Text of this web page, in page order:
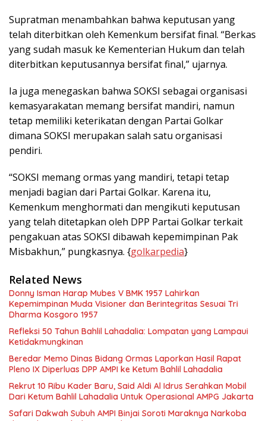
Supratman menambahkan bahwa keputusan yang
telah diterbitkan oleh Kemenkum bersifat final. “Berkas
yang sudah masuk ke Kementerian Hukum dan telah
diterbitkan keputusannya bersifat final,” ujarnya.
Ia juga menegaskan bahwa SOKSI sebagai organisasi
kemasyarakatan memang bersifat mandiri, namun
tetap memiliki keterikatan dengan Partai Golkar
dimana SOKSI merupakan salah satu organisasi
pendiri.
“SOKSI memang ormas yang mandiri, tetapi tetap
menjadi bagian dari Partai Golkar. Karena itu,
Kemenkum menghormati dan mengikuti keputusan
yang telah ditetapkan oleh DPP Partai Golkar terkait
pengakuan atas SOKSI dibawah kepemimpinan Pak
Misbakhun,” pungkasnya. {golkarpedia}
Related News
Donny Isman Harap Mubes V BMK 1957 Lahirkan
Kepemimpinan Muda Visioner dan Berintegritas Sesuai Tri
Dharma Kosgoro 1957
Refleksi 50 Tahun Bahlil Lahadalia: Lompatan yang Lampaui
Ketidakmungkinan
Beredar Memo Dinas Bidang Ormas Laporkan Hasil Rapat
Pleno IX Diperluas DPP AMPI ke Ketum Bahlil Lahadalia
Rekrut 10 Ribu Kader Baru, Said Aldi Al Idrus Serahkan Mobil
Dari Ketum Bahlil Lahadalia Untuk Operasional AMPG Jakarta
Safari Dakwah Subuh AMPI Binjai Soroti Maraknya Narkoba